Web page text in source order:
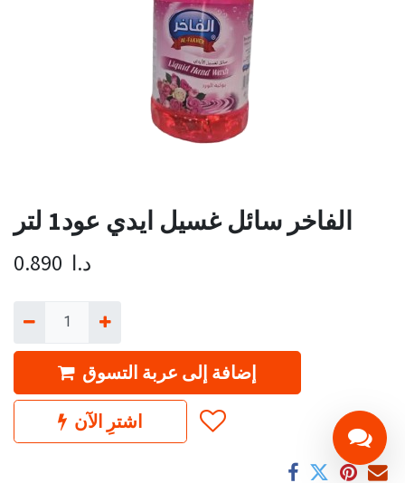
الفاخر سائل غسيل ايدي عود1 لتر
0.890 د.ا
إضافة إلى عربة التسوق
اشترِ الآن